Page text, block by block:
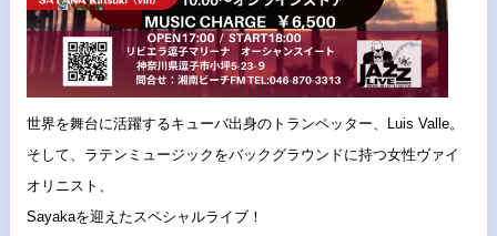
世界を舞台に活躍するキューバ出身のトランペッター、Luis Valle。
そして、ラテンミュージックをバックグラウンドに持つ女性ヴァイ
オリニスト、
Sayakaを迎えたスペシャルライブ！